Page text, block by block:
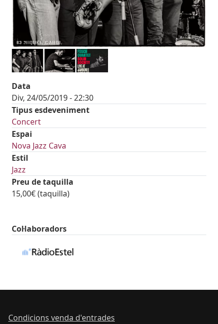
Data
Div, 24/05/2019 - 22:30
Tipus esdeveniment
Concert
Espai
Nova Jazz Cava
Estil
Jazz
Preu de taquilla
15,00€ (taquilla)
Col·laboradors
Condicions venda d'entrades